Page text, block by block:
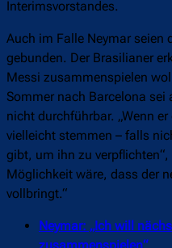
Interimsvorstandes.
Auch im Falle Neymar seien
gebunden. Der Brasilianer
Messi zusammenspielen
Sommer nach Barcelona
nicht durchführbar. „Wenn
vielleicht stemmen – falls
gibt, um ihn zu
Möglichkeit wäre, dass der
vollbringt.“
Neymar: „Ich will